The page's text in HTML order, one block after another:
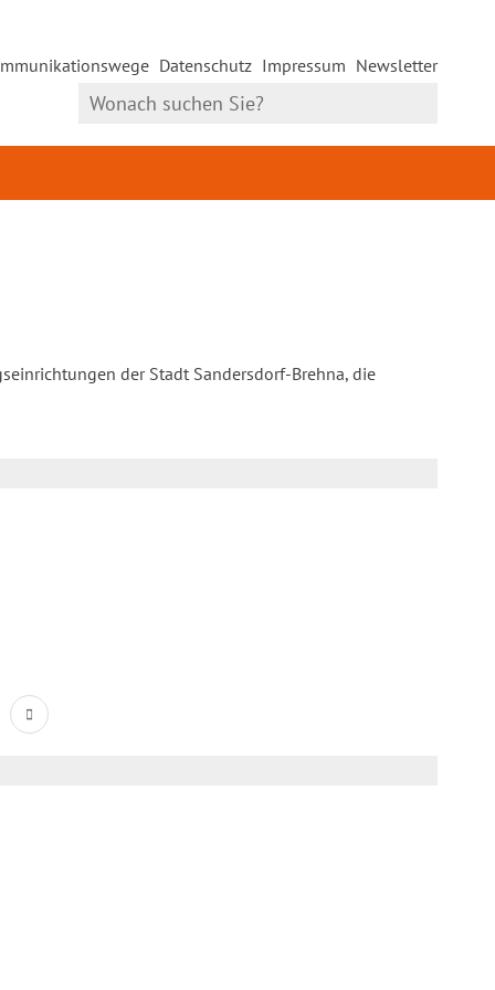
Datenschutz Impressum Newsletter
der Stadt Sandersdorf-Brehna, die